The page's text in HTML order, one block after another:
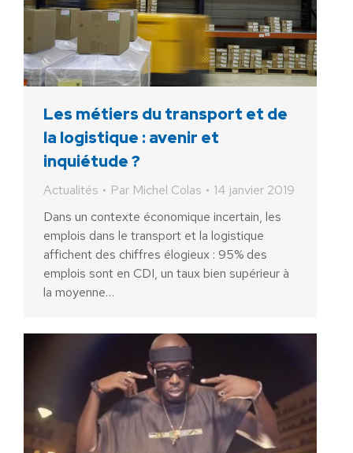
Les métiers du transport et de
la logistique : avenir et
inquiétude ?
Actualités Par Michel Colas
14 janvier 2019
Dans un contexte économique incertain, les
emplois dans le transport et la logistique
affichent des chiffres élogieux : 95% des
emplois sont en CDI, un taux bien supérieur à
la moyenne…